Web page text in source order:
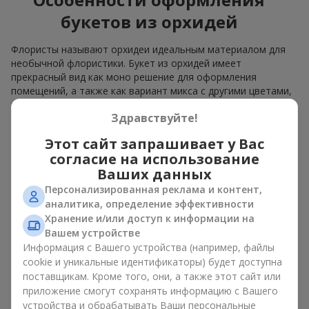
букетов из орхидей
Флористы называют орхидеи идеальным материалом для
необычной флористики. Букет из орхидей имеет
прекрасный вид как моно решение для оформления
помещений, а также как вариант микса с другими цветами,
который сохраняет свою выразительность в любом
Благодаря своей структуре орхидея позволяет создавать
композиции в классическом, минималистичном или
современном стиле. Букет из орхидей эффектно смотрится
как в камерных, так и в масштабных работах, а её
роскошные соцветия легко становятся центральным
элементом композиции. В зависимости от оформления и
сорта растений различается и цена на орхидеи. Учитывайте
это, прежде чем заказать букет из орхидей.
Кому дарят орхидеи?
Букет из орхидей универсален и может подойти любому. Их
Здравствуйте!
Этот сайт запрашивает у Вас
согласие на использование
Ваших данных
Персонализированная реклама и контент,
аналитика, определение эффективности
Хранение и/или доступ к информации на
Вашем устройстве
Информация с Вашего устройства (например, файлы
cookie и уникальные идентификаторы) будет доступна
поставщикам. Кроме того, они, а также этот сайт или
приложение смогут сохранять информацию с Вашего
устройства и обрабатывать Ваши персональные